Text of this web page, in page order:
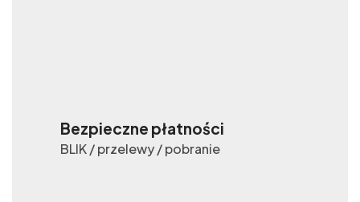
Bezpieczne płatności
BLIK / przelewy / pobranie